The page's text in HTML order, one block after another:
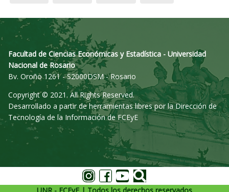
Facultad de Ciencias Económicas y Estadística - Universidad
Nacional de Rosario
Bv. Oroño 1261 - S2000DSM - Rosario
Copyright © 2021. All Rights Reserved.
Desarrollado a partir de herramientas libres por la Dirección de
Tecnología de la Información de FCEyE